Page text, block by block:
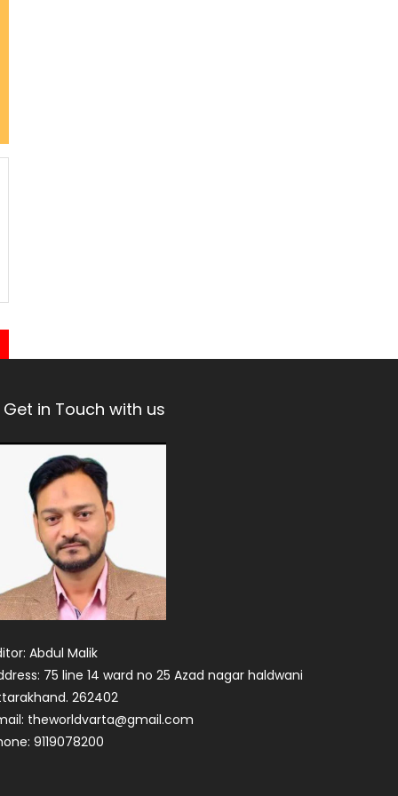
Get in Touch with us
Abdul Malik
75 line 14 ward no 25 Azad nagar haldwani
262402
theworldvarta@gmail.com
9119078200